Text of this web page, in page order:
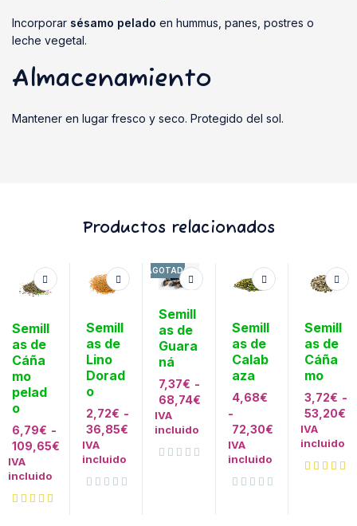
Incorporar sésamo pelado en hummus, panes, postres o
leche vegetal.
Almacenamiento
Mantener en lugar fresco y seco. Protegido del sol.
Productos relacionados
Semill
as de
Cáña
mo
pelad
o
6,79€ -
109,65€
IVA
incluido
Semill
as de
Lino
Dorad
o
2,72€ -
36,85€
IVA
incluido
AGOTADO
Semill
as de
Guara
ná
7,37€ -
68,74€
IVA
incluido
Semill
as de
Calab
aza
4,68€
-
72,30€
IVA
incluido
Semill
as de
Cáña
mo
3,72€ -
53,20€
IVA
incluido